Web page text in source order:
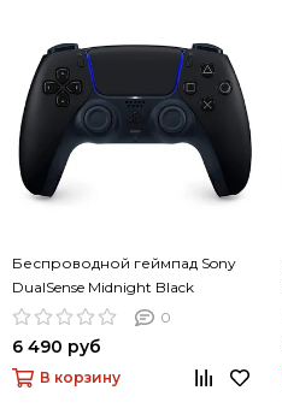
Беспроводной геймпад Sony
DualSense Midnight Black
(черная полночь)
0
6 490 руб
В корзину